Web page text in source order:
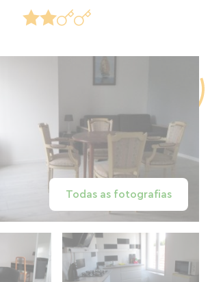
Todas as fotografias